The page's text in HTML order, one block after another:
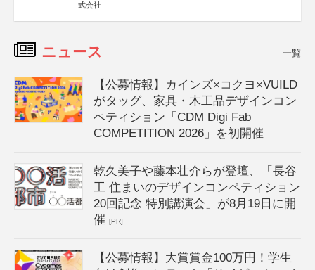
式会社
ニュース 一覧
【公募情報】カインズ×コクヨ×VUILD
がタッグ、家具・木工品デザインコン
ペティション「CDM Digi Fab
COMPETITION 2026」を初開催
乾久美子や藤本壮介らが登壇、「長谷
工 住まいのデザインコンペティション
20回記念 特別講演会」が8月19日に開
催[PR]
【公募情報】大賞賞金100万円！学生